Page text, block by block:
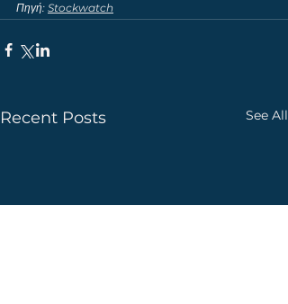
Πηγή: Stockwatch
Recent Posts See All